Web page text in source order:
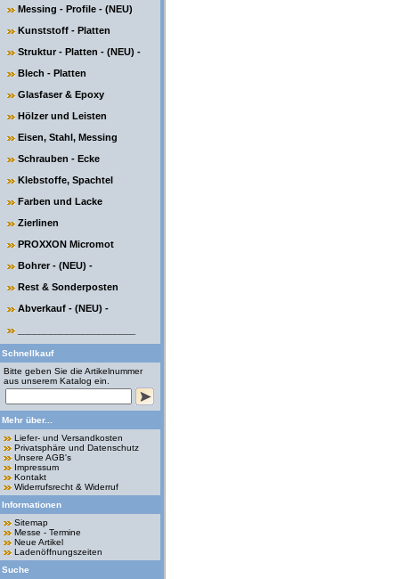
Messing - Profile - (NEU)
Kunststoff - Platten
Struktur - Platten - (NEU) -
Blech - Platten
Glasfaser & Epoxy
Hölzer und Leisten
Eisen, Stahl, Messing
Schrauben - Ecke
Klebstoffe, Spachtel
Farben und Lacke
Zierlinen
PROXXON Micromot
Bohrer - (NEU) -
Rest & Sonderposten
Abverkauf - (NEU) -
Schnellkauf
Bitte geben Sie die Artikelnummer
aus unserem Katalog ein.
Mehr über...
Liefer- und Versandkosten
Privatsphäre und Datenschutz
Unsere AGB's
Impressum
Kontakt
Widerrufsrecht & Widerruf
Informationen
Sitemap
Messe - Termine
Neue Artikel
Ladenöffnungszeiten
Suche